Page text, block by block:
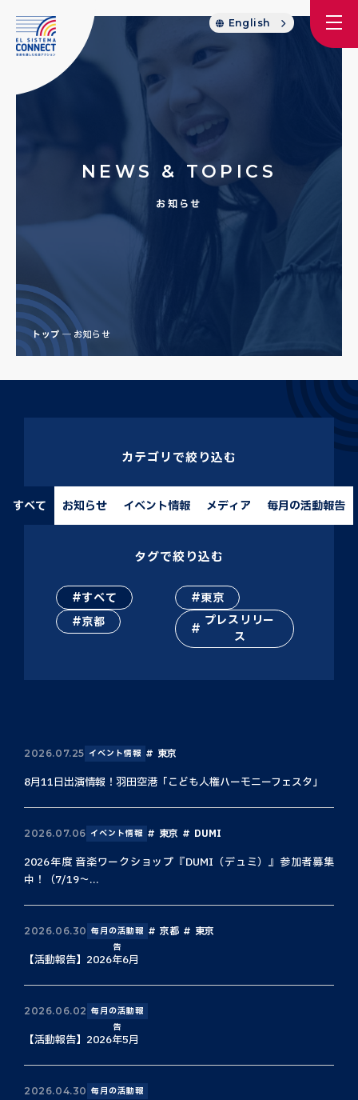
English
NEWS & TOPICS
お知らせ
トップ お知らせ
カテゴリで絞り込む
すべて お知らせ イベント情報 メディア 毎月の活動報告
タグで絞り込む
すべて
東京
京都
プレスリリー
ス
2026.07.25 イベント情報 東京
8月11日出演情報！羽田空港「こども人権ハーモニーフェスタ」
2026.07.06 イベント情報 東京 DUMI
2026年度 音楽ワークショップ『DUMI（デュミ）』参加者募集
中！（7/19〜...
2026.06.30 毎月の活動報
告
京都 東京
【活動報告】2026年6月
2026.06.02 毎月の活動報
告
【活動報告】2026年5月
2026.04.30 毎月の活動報